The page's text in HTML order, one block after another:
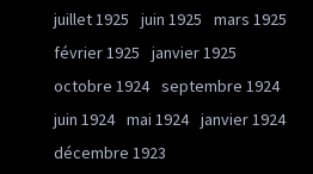
juillet 1925
juin 1925
mars 1925
février 1925
janvier 1925
octobre 1924 septembre 1924
juin 1924 mai 1924 janvier 1924
décembre 1923